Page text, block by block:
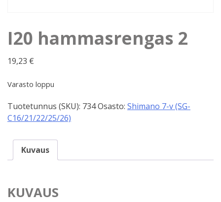
I20 hammasrengas 2
19,23 €
Varasto loppu
Tuotetunnus (SKU): 734Osasto: Shimano 7-v (SG-
C16/21/22/25/26)
Kuvaus
KUVAUS